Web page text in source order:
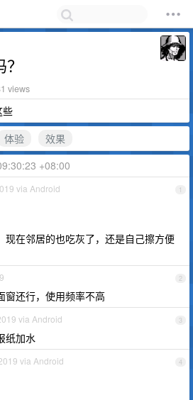
views
些
体验
效果
+08:00
1
via Android
现在邻居的也吃灰了，还是自己擦方便
2
窗还行，使用频率不高
3
via Android
纸加水
4
via Android